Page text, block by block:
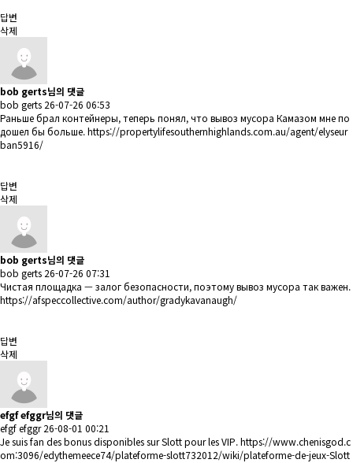
답변
삭제
bob gerts님의 댓글
bob gerts 26-07-26 06:53
Раньше брал контейнеры, теперь понял, что вывоз мусора Камазом мне по
дошел бы больше.https://propertylifesouthernhighlands.com.au/agent/elyseur
ban5916/
답변
삭제
bob gerts님의 댓글
bob gerts 26-07-26 07:31
Чистая площадка — залог безопасности, поэтому вывоз мусора так важен.
https://afspeccollective.com/author/gradykavanaugh/
답변
삭제
efgf efggr님의 댓글
efgf efggr 26-08-01 00:21
Je suis fan des bonus disponibles sur Slott pour les VIP.https://www.chenisgod.c
om:3096/edythemeece74/plateforme-slott732012/wiki/plateforme-de-jeux-Slott